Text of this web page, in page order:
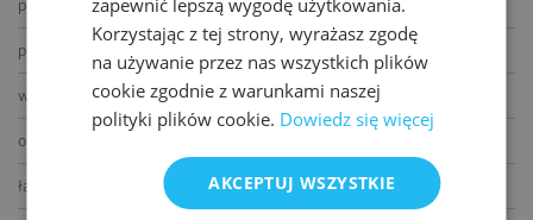
podnoszone podłogi
podwieszane sufity
wykładziny
otwierane okna
łącze światłowodowe
zapewnić lepszą wygodę użytkowania.
Korzystając z tej strony, wyrażasz zgodę
na używanie przez nas wszystkich plików
cookie zgodnie z warunkami naszej
polityki plików cookie. Dowiedz się więcej
AKCEPTUJ WSZYSTKIE